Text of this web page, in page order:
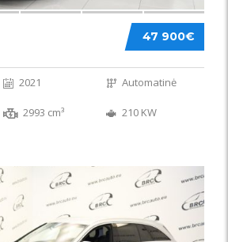
47 900€
2021 Automatinė
2993 cm³ 210 KW